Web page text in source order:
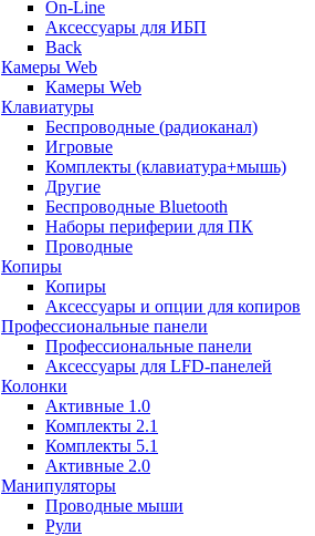
On-Line
Аксессуары для ИБП
Back
Камеры Web
Камеры Web
Клавиатуры
Беспроводные (радиоканал)
Игровые
Комплекты (клавиатура+мышь)
Другие
Беспроводные Bluetooth
Наборы периферии для ПК
Проводные
Копиры
Копиры
Аксессуары и опции для копиров
Профессиональные панели
Профессиональные панели
Аксессуары для LFD-панелей
Колонки
Активные 1.0
Комплекты 2.1
Комплекты 5.1
Активные 2.0
Манипуляторы
Проводные мыши
Рули